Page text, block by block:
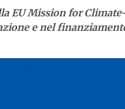
EU Mission for
e nel